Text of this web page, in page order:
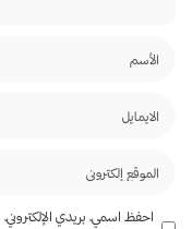
احفظ اسمي، بريدي